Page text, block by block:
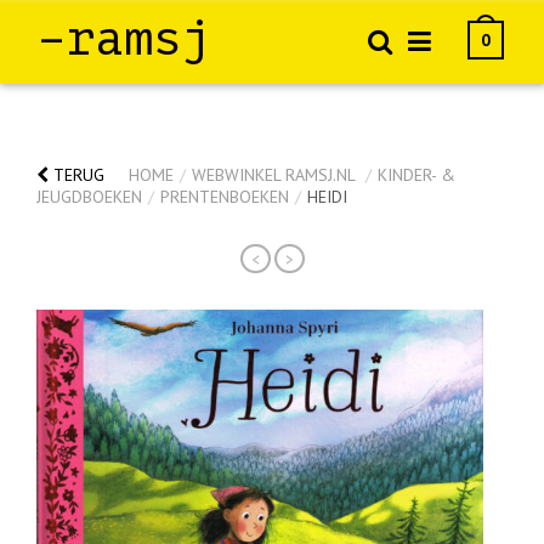
–ramsj 0
TERUG HOME / WEBWINKEL RAMSJ.NL / KINDER- &
JEUGDBOEKEN / PRENTENBOEKEN / HEIDI
< >